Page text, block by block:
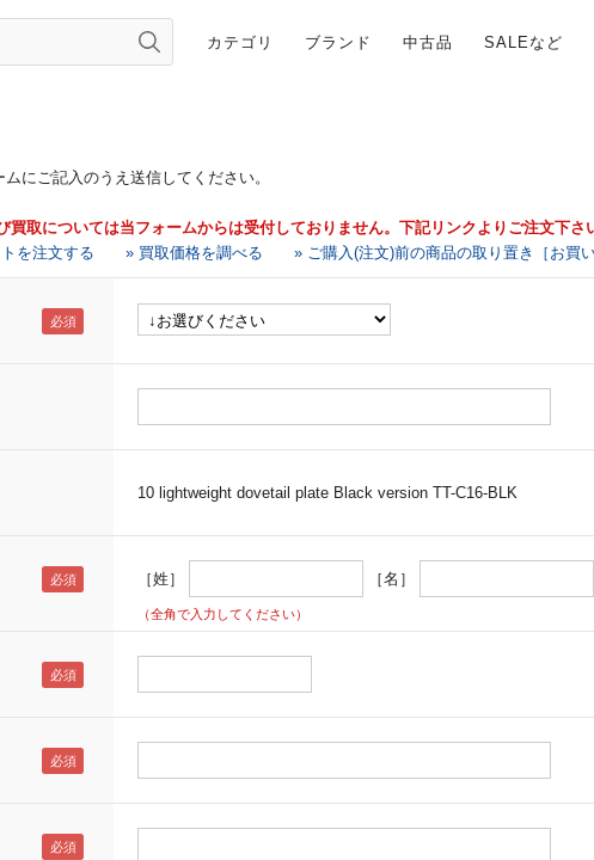
カテゴリ ブランド 中古品 SALEなど
にご記入のうえ送信してください。
取については当フォームからは受付しておりません。下記リンクよりご注文下さ
を注文する » 買取価格を調べる » ご購入(注文)前の商品の取り置き［お買い
10 lightweight dovetail plate Black version TT-C16-BLK
［姓］ ［名］
（全角で入力してください）